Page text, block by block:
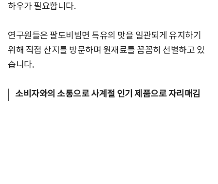
하우가 필요합니다.
연구원들은 팔도비빔면 특유의 맛을 일관되게 유지하기
위해 직접 산지를 방문하며 원재료를 꼼꼼히 선별하고 있
습니다.
소비자와의 소통으로 사계절 인기 제품으로 자리매김